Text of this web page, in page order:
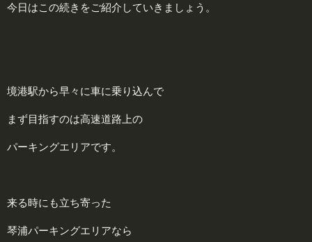
今日はこの続きをご紹介していきましょう。
境港駅から早々に車に乗り込んで
まず目指すのは高速道路上の
パーキングエリアです。
来る時にも立ち寄った
琴浦パーキングエリアなら